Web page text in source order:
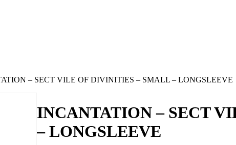
– SECT VILE OF DIVINITIES – SMALL – LONGSLEEVE
INCANTATION – SECT
– LONGSLEEVE